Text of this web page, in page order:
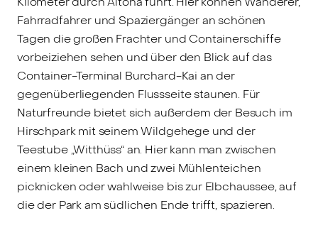
Fahrradfahrer und Spaziergänger an schönen
Tagen die großen Frachter und Containerschiffe
vorbeiziehen sehen und über den Blick auf das
Container-Terminal Burchard-Kai an der
gegenüberliegenden Flussseite staunen. Für
Naturfreunde bietet sich außerdem der Besuch im
Hirschpark mit seinem Wildgehege und der
Teestube „Witthüss“ an. Hier kann man zwischen
einem kleinen Bach und zwei Mühlenteichen
picknicken oder wahlweise bis zur Elbchaussee, auf
die der Park am südlichen Ende trifft, spazieren.